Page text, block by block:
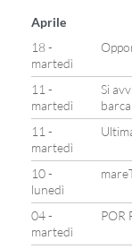
Aprile
18 -
martedì
11 -
martedì
Si
11 -
martedì
10 -
lunedì
04 -
martedì
POR